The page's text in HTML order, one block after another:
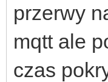
przerwy
mqtt ale
czas